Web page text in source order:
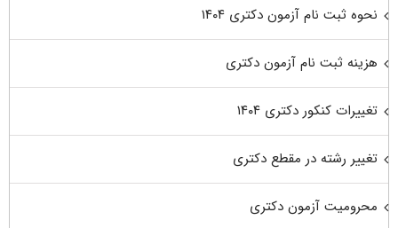
نحوه ثبت نام آزمون دکتری ۱۴۰۴
هزینه ثبت نام آزمون دکتری
تغییرات کنکور دکتری ۱۴۰۴
تغییر رشته در مقطع دکتری
محرومیت آزمون دکتری